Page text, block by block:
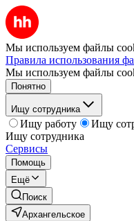
Мы используем файлы
Правила использования
Мы используем файлы
Понятно
Ищу сотрудника
Ищу работу
Ищу
Ищу сотрудника
Сервисы
Помощь
Ещё
Поиск
Архангельское